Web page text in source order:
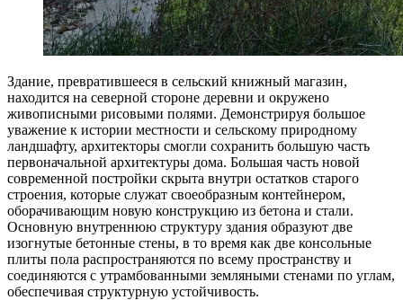
Здание, превратившееся в сельский книжный магазин,
находится на северной стороне деревни и окружено
живописными рисовыми полями. Демонстрируя большое
уважение к истории местности и сельскому природному
ландшафту, архитекторы смогли сохранить большую часть
первоначальной архитектуры дома. Большая часть новой
современной постройки скрыта внутри остатков старого
строения, которые служат своеобразным контейнером,
оборачивающим новую конструкцию из бетона и стали.
Основную внутреннюю структуру здания образуют две
изогнутые бетонные стены, в то время как две консольные
плиты пола распространяются по всему пространству и
соединяются с утрамбованными земляными стенами по углам,
обеспечивая структурную устойчивость.